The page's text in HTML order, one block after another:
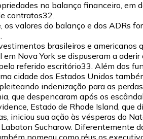
no balanço financeiro, em
contratos32.
os valores do balanço e dos ADRs
brasileiros e americanos
Nova York se dispuseram a aderir
referido escritório33. Além dos
cidade dos Estados Unidos
indenização para as
que despencaram após os
Estado de Rhode Island, que
iniciou sua ação às vésperas do
Sucharow. Diferentemente